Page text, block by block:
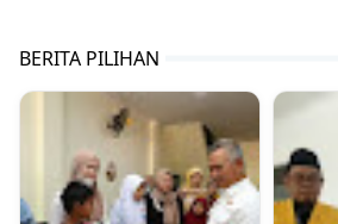
BERITA PILIHAN